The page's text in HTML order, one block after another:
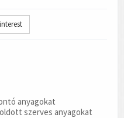
anyagokat
szerves anyagokat